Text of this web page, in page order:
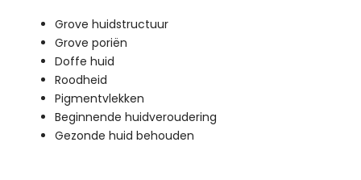
Grove huidstructuur
Grove poriën
Doffe huid
Roodheid
Pigmentvlekken
Beginnende huidveroudering
Gezonde huid behouden